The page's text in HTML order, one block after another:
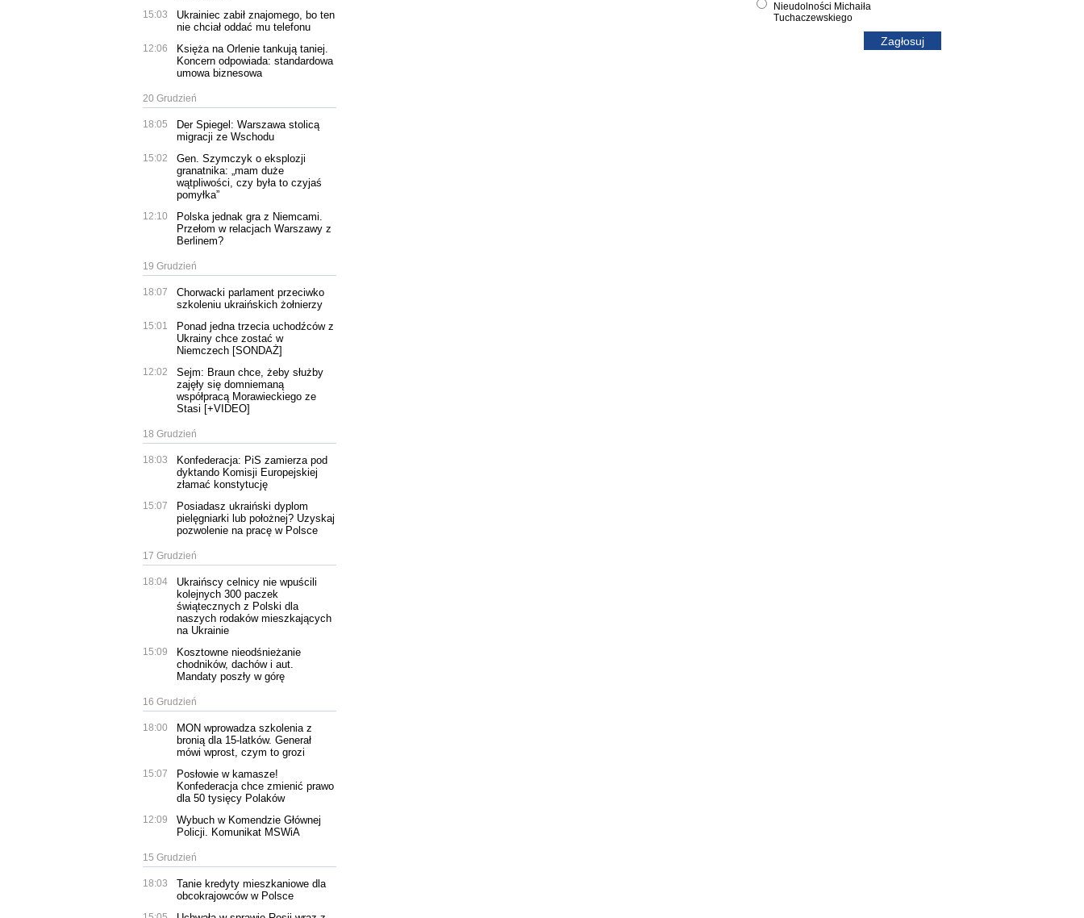
15:03
Ukrainiec zabił znajomego, bo ten
nie chciał oddać mu telefonu
12:06
Księża na Orlenie tankują taniej.
Koncern odpowiada: standardowa
umowa biznesowa
20 Grudzień
18:05
Der Spiegel: Warszawa stolicą
migracji ze Wschodu
15:02
Gen. Szymczyk o eksplozji
granatnika: „mam duże
wątpliwości, czy była to czyjaś
pomyłka”
12:10
Polska jednak gra z Niemcami.
Przełom w relacjach Warszawy z
Berlinem?
19 Grudzień
18:07
Chorwacki parlament przeciwko
szkoleniu ukraińskich żołnierzy
15:01
Ponad jedna trzecia uchodźców z
Ukrainy chce zostać w
Niemczech [SONDAŻ]
12:02
Sejm: Braun chce, żeby służby
zajęły się domniemaną
współpracą Morawieckiego ze
Stasi [+VIDEO]
18 Grudzień
18:03
Konfederacja: PiS zamierza pod
dyktando Komisji Europejskiej
złamać konstytucję
15:07
Posiadasz ukraiński dyplom
pielęgniarki lub położnej? Uzyskaj
pozwolenie na pracę w Polsce
17 Grudzień
18:04
Ukraińscy celnicy nie wpuścili
kolejnych 300 paczek
świątecznych z Polski dla
naszych rodaków mieszkających
na Ukrainie
15:09
Kosztowne nieodśnieżanie
chodników, dachów i aut.
Mandaty poszły w górę
16 Grudzień
18:00
MON wprowadza szkolenia z
bronią dla 15-latków. Generał
mówi wprost, czym to grozi
15:07
Posłowie w kamasze!
Konfederacja chce zmienić prawo
dla 50 tysięcy Polaków
12:09
Wybuch w Komendzie Głównej
Policji. Komunikat MSWiA
15 Grudzień
18:03
Tanie kredyty mieszkaniowe dla
obcokrajowców w Polsce
Nieudolności Michaiła
Tuchaczewskiego